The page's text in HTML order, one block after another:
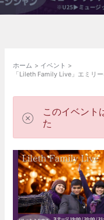
ホーム
イベント
「Lileth Family Live」エミリ
このイベント
た